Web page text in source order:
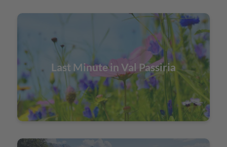
Last Minute in Val Passiria